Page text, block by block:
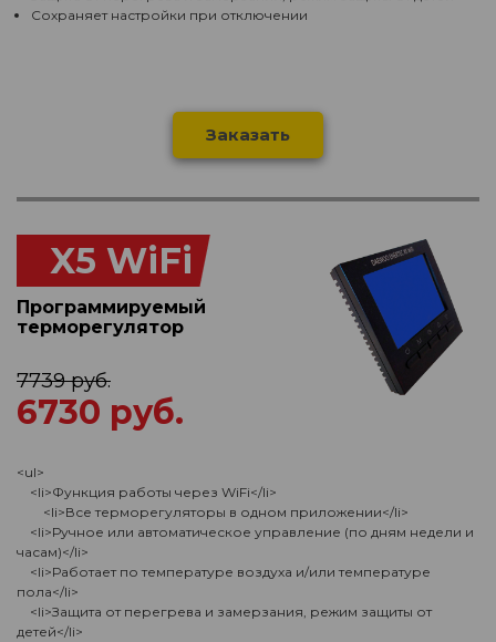
Сохраняет настройки при отключении
Заказать
X5 WiFi
Программируемый
терморегулятор
7739 руб.
6730 руб.
<ul>
<li>Функция работы через WiFi</li>
<li>Все терморегуляторы в одном приложении</li>
<li>Ручное или автоматическое управление (по дням недели и
часам)</li>
<li>Работает по температуре воздуха и/или температуре
пола</li>
<li>Защита от перегрева и замерзания, режим защиты от
детей</li>